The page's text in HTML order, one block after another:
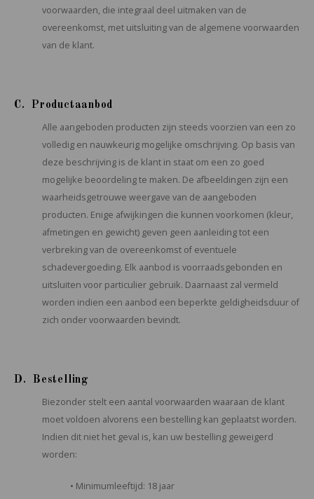
voorwaarden, die integraal deel uitmaken van de
overeenkomst, met uitsluiting van de algemene voorwaarden
van de klant.
C. Productaanbod
Alle aangeboden producten zijn steeds voorzien van een zo
volledig en nauwkeurig mogelijke omschrijving. Op basis van
deze beschrijving is de klant in staat om een zo goed
mogelijke beoordeling te maken. De afbeeldingen zijn een
waarheidsgetrouwe weergave van de aangeboden
producten. Enige afwijkingen die kunnen voorkomen (kleur,
afmetingen en gewicht) geven geen aanleiding tot een
verbreking van de overeenkomst of eventuele
schadevergoeding. Elk aanbod is voorraadsgebonden en
uitsluiten voor particulier gebruik. Daarnaast zal vermeld
worden indien een aanbod een beperkte geldigheidsduur of
zich onder voorwaarden bevindt.
D. Bestelling
Biezonder stelt een aantal voorwaarden waaraan de klant
moet voldoen alvorens een bestelling kan geplaatst worden.
Indien dit niet het geval is, kan uw bestelling geweigerd
worden:
• Minimumleeftijd: 18 jaar